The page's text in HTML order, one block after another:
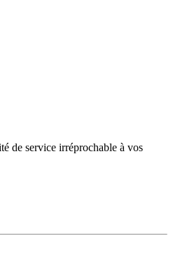
de service irréprochable à vos